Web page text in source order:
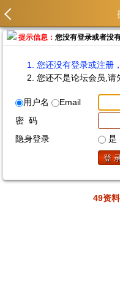
提示信息：您没有登录或者没
您还没有登录或注册
您还不是论坛会员,请
用户名
Email
密 码
隐身登录
49资